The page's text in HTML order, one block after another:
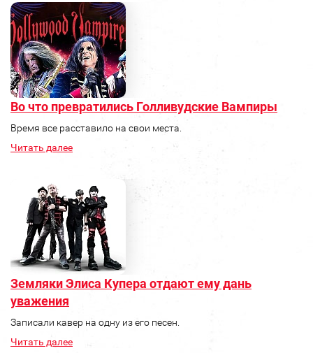
Во что превратились Голливудские Вампиры
Время все расставило на свои места.
Читать далее
Земляки Элиса Купера отдают ему дань
уважения
Записали кавер на одну из его песен.
Читать далее